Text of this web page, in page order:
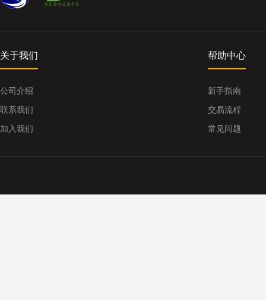
关于我们
公司介绍
联系我们
加入我们
帮助中心
新手指南
交易流程
常见问题